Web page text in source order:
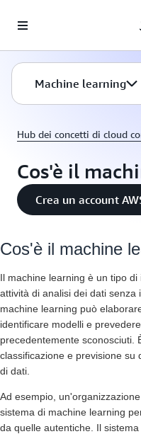
Machine learning
Hub dei concetti di cloud
Cos'è il
Crea un account
Cos'è il machine
Il machine learning è un tipo
attività di analisi dei dati
machine learning può
identificare modelli e
precedentemente sconosciuti.
classificazione e previsione su
di dati.
Ad esempio,
sistema di machine learning
da quelle autentiche. Il